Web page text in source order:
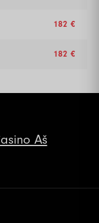
182 €
182 €
Aš